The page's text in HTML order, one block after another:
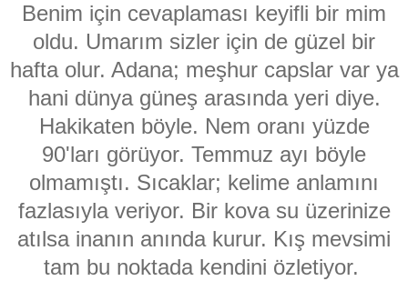
Benim için cevaplaması keyifli bir mim
oldu. Umarım sizler için de güzel bir
hafta olur. Adana; meşhur capslar var ya
hani dünya güneş arasında yeri diye.
Hakikaten böyle. Nem oranı yüzde
90'ları görüyor. Temmuz ayı böyle
olmamıştı. Sıcaklar; kelime anlamını
fazlasıyla veriyor. Bir kova su üzerinize
atılsa inanın anında kurur. Kış mevsimi
tam bu noktada kendini özletiyor.